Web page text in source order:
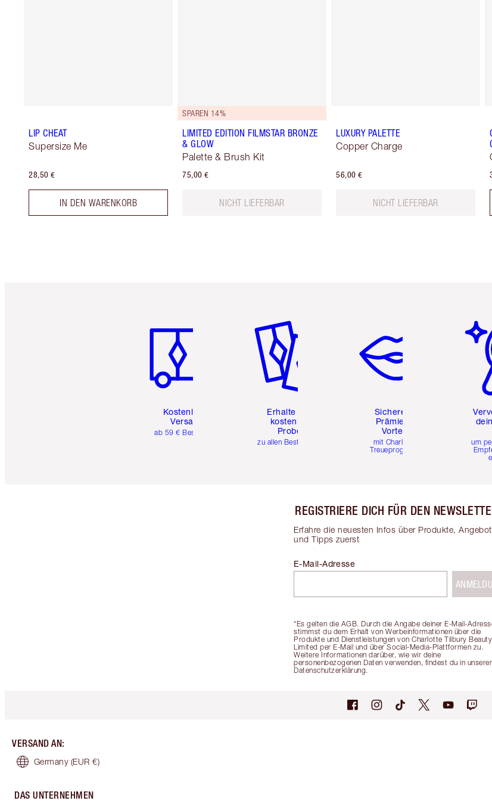
LIP CHEAT
Supersize Me
28,50 €
IN DEN WARENKORB
SPAREN 14%
LIMITED EDITION FILMSTAR BRONZE
& GLOW
Palette & Brush Kit
75,00 €
NICHT LIEFERBAR
LUXURY PALETTE
Copper Charge
56,00 €
NICHT LIEFERBAR
Kostenloser
Versand
ab 59 € Bestellwert
Erhalte zwei
kostenlose
Proben
zu allen Bestellungen
Sichere dir
Prämien &
Vorteile
mit Charlottes
Treueprogramm
um
REGISTRIERE DICH FÜR DEN
Erfahre die neuesten Infos über Produkte,
und Tipps zuerst
*Es gelten die AGB. Durch die Angabe deiner E-Mail-
stimmst du dem Erhalt von Werbeinformationen über die
Produkte und Dienstleistungen von Charlotte Tilbury Beauty
Limited per E-Mail und über Social-Media-Plattformen zu.
Weitere Informationen darüber, wie wir deine
personenbezogenen Daten verwenden, findest du in unserer
Datenschutzerklärung.
E-Mail-Adresse
VERSAND AN:
Germany (EUR €)
DAS UNTERNEHMEN